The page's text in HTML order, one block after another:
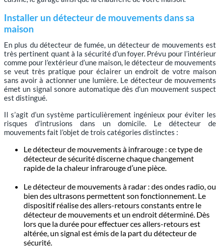
Installer un détecteur de mouvements dans sa
maison
En plus du détecteur de fumée, un détecteur de mouvements est
très pertinent quant à la sécurité d’un foyer. Prévu pour l’intérieur
comme pour l’extérieur d’une maison, le détecteur de mouvements
se veut très pratique pour éclairer un endroit de votre maison
sans avoir à actionner une lumière. Le détecteur de mouvements
émet un signal sonore automatique dès d’un mouvement suspect
est distingué.
Il s’agit d’un système particulièrement ingénieux pour éviter les
risques d’intrusions dans un domicile. Le détecteur de
mouvements fait l’objet de trois catégories distinctes :
Le détecteur de mouvements à infrarouge : ce type de
détecteur de sécurité discerne chaque changement
rapide de la chaleur infrarouge d’une pièce.
Le détecteur de mouvements à radar : des ondes radio, ou
bien des ultrasons permettent son fonctionnement. Le
dispositif réalise des allers-retours constants entre le
détecteur de mouvements et un endroit déterminé. Dès
lors que la durée pour effectuer ces allers-retours est
altérée, un signal est émis de la part du détecteur de
sécurité.